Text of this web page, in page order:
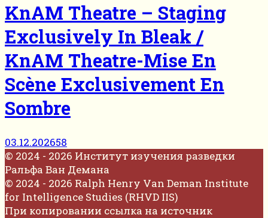
KnAM Theatre – Staging
Exclusively In Bleak /
KnAM Theatre-Mise En
Scène Exclusivement En
Sombre
03.12.202658
© 2024 - 2026 Институт изучения разведки
Ральфа Ван Демана
© 2024 - 2026 Ralph Henry Van Deman Institute
for Intelligence Studies (RHVD IIS)
При копировании ссылка на источник